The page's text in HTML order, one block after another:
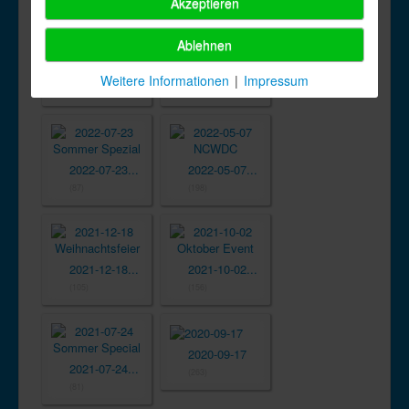
(95)
2022-07-23... 2022-05-07...
2021-12-18... 2021-10-02...
2021-07-24...
2020-09-17
Ablehnen
Weitere Informationen | Impressum